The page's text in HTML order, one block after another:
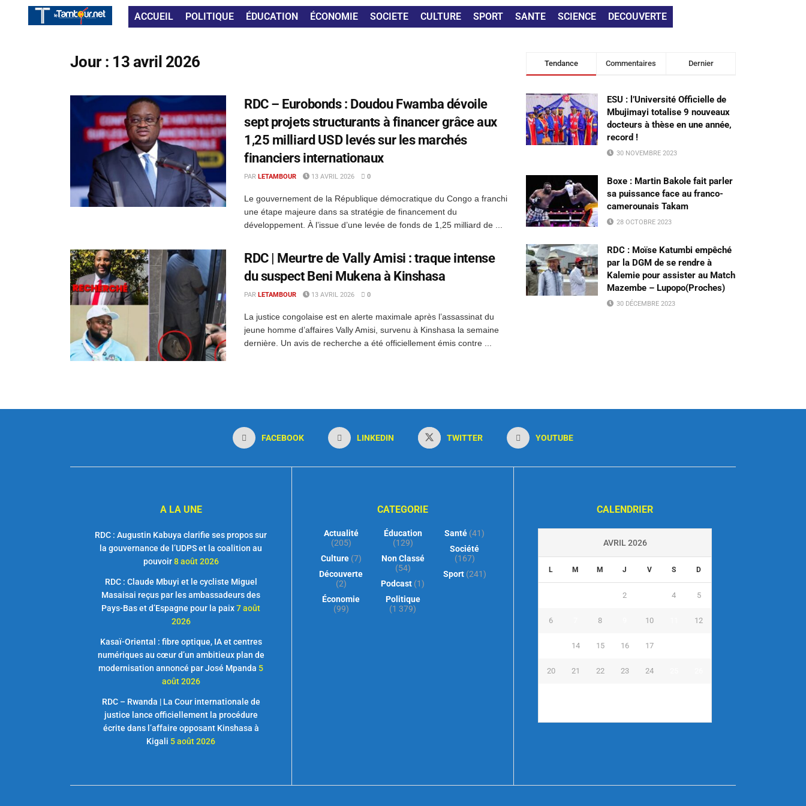
ACCUEIL POLITIQUE ÉDUCATION ÉCONOMIE SOCIETE CULTURE SPORT SANTE SCIENCE DECOUVERTE
Jour : 13 avril 2026
RDC – Eurobonds : Doudou Fwamba dévoile
sept projets structurants à financer grâce aux
1,25 milliard USD levés sur les marchés
financiers internationaux
PAR LETAMBOUR 13 AVRIL 2026 0
Le gouvernement de la République démocratique du Congo a franchi
une étape majeure dans sa stratégie de financement du
développement. À l’issue d’une levée de fonds de 1,25 milliard de ...
RDC | Meurtre de Vally Amisi : traque intense
du suspect Beni Mukena à Kinshasa
PAR LETAMBOUR 13 AVRIL 2026 0
La justice congolaise est en alerte maximale après l’assassinat du
jeune homme d’affaires Vally Amisi, survenu à Kinshasa la semaine
dernière. Un avis de recherche a été officiellement émis contre ...
Tendance Commentaires Dernier
ESU : l’Université Officielle de
Mbujimayi totalise 9 nouveaux
docteurs à thèse en une année,
record !
30 NOVEMBRE 2023
Boxe : Martin Bakole fait parler
sa puissance face au franco-
camerounais Takam
28 OCTOBRE 2023
RDC : Moïse Katumbi empêché
par la DGM de se rendre à
Kalemie pour assister au Match
Mazembe – Lupopo(Proches)
30 DÉCEMBRE 2023
FACEBOOK LINKEDIN TWITTER YOUTUBE
A LA UNE
RDC : Augustin Kabuya clarifie ses propos sur
la gouvernance de l’UDPS et la coalition au
pouvoir 8 août 2026
RDC : Claude Mbuyi et le cycliste Miguel
Masaisai reçus par les ambassadeurs des
Pays-Bas et d’Espagne pour la paix7 août
2026
Kasaï-Oriental : fibre optique, IA et centres
numériques au cœur d’un ambitieux plan de
modernisation annoncé par José Mpanda 5
août 2026
RDC – Rwanda | La Cour internationale de
justice lance officiellement la procédure
écrite dans l’affaire opposant Kinshasa à
Kigali 5 août 2026
CATEGORIE
Actualité
(205)
Culture(7)
Découverte
(2)
Économie
(99)
Éducation
(129)
Non Classé
(54)
Podcast (1)
Politique
(1 379)
Santé (41)
Société
(167)
Sport(241)
CALENDRIER
AVRIL 2026
L M M J V S D
2 4 5
6 8 10 12
14 15 16 17
20 21 22 23 24